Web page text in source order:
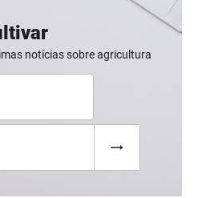
notícias sobre agricultura